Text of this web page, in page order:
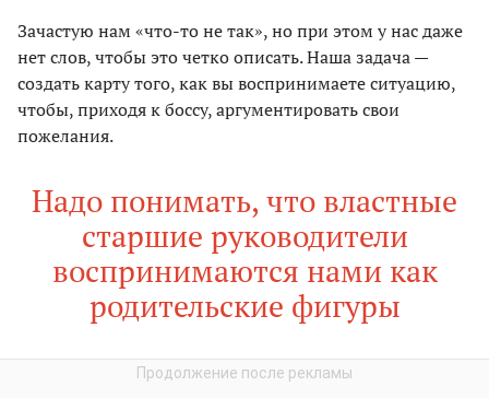
Зачастую нам «что-то не так», но при этом у нас даже
нет слов, чтобы это четко описать. Наша задача —
создать карту того, как вы воспринимаете ситуацию,
чтобы, приходя к боссу, аргументировать свои
пожелания.
Надо понимать, что властные
старшие руководители
воспринимаются нами как
родительские фигуры